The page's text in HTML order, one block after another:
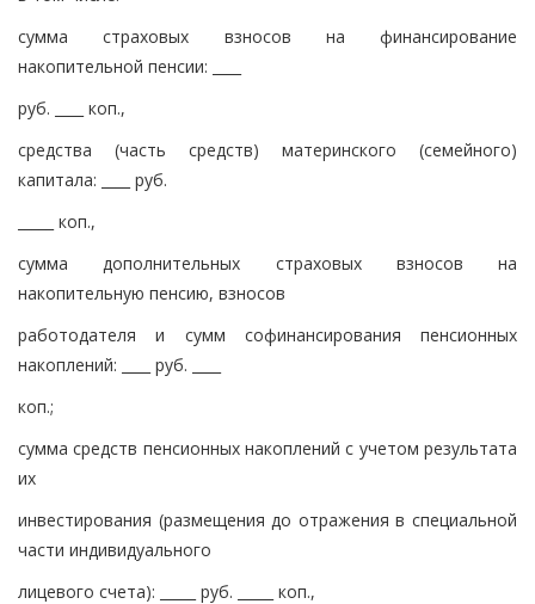
сумма страховых взносов на финансирование
накопительной пенсии: ____
руб. ____ коп.,
средства (часть средств) материнского (семейного)
капитала: ____ руб.
_____ коп.,
сумма дополнительных страховых взносов на
накопительную пенсию, взносов
работодателя и сумм софинансирования пенсионных
накоплений: ____ руб. ____
коп.;
сумма средств пенсионных накоплений с учетом результата
их
инвестирования (размещения до отражения в специальной
части индивидуального
лицевого счета): _____ руб. _____ коп.,